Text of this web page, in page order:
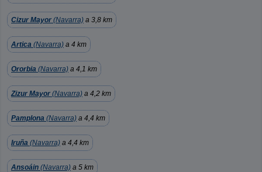
Cizur Mayor (Navarra) a 3,8 km
Artica (Navarra) a 4 km
Ororbia (Navarra) a 4,1 km
Zizur Mayor (Navarra) a 4,2 km
Pamplona (Navarra) a 4,4 km
Iruña (Navarra) a 4,4 km
Ansoáin (Navarra) a 5 km